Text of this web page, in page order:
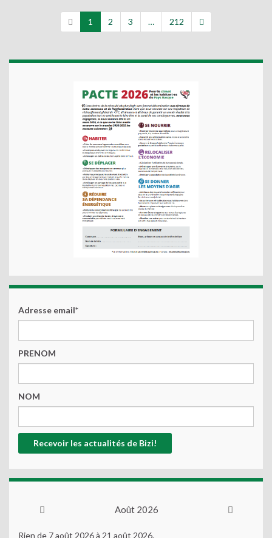
1 2 3 … 212
Adresse email*
PRENOM
NOM
Août 2026
Rien de 7 août 2026 à 21 août 2026.